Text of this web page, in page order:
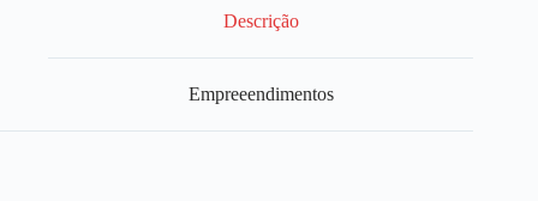
Descrição
Empreeendimentos